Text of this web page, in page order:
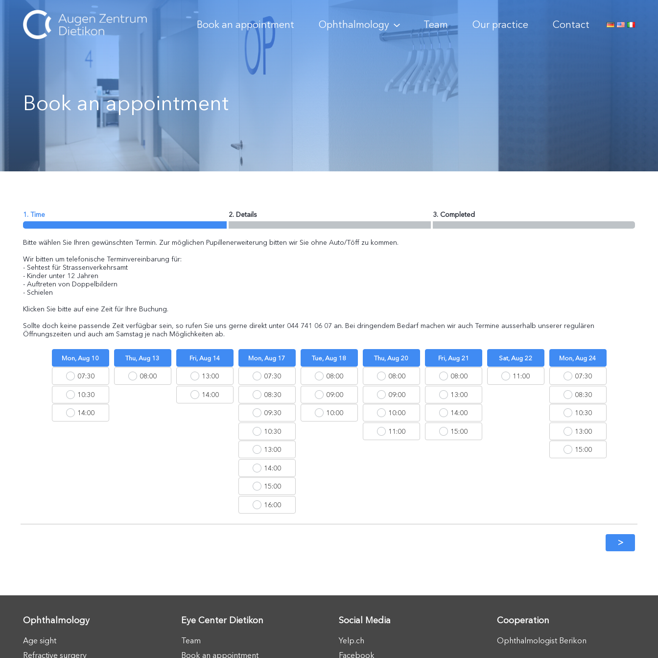
Book an appointment Ophthalmology Team Our practice Contact
Book an appointment
1. Time 2. Details 3. Completed
Bitte wählen Sie Ihren gewünschten Termin. Zur möglichen Pupillenerweiterung bitten wir Sie ohne Auto/Töff zu kommen.
Wir bitten um telefonische Terminvereinbarung für:
- Sehtest für Strassenverkehrsamt
- Kinder unter 12 Jahren
- Auftreten von Doppelbildern
- Schielen
Klicken Sie bitte auf eine Zeit für Ihre Buchung.
Sollte doch keine passende Zeit verfügbar sein, so rufen Sie uns gerne direkt unter 044 741 06 07 an. Bei dringendem Bedarf machen wir auch Termine ausserhalb unserer regulären
Öffnungszeiten und auch am Samstag je nach Möglichkeiten ab.
Mon, Aug 10
07:30
10:30
14:00
Thu, Aug 13
08:00
Fri, Aug 14
13:00
14:00
Mon, Aug 17
07:30
08:30
09:30
10:30
13:00
14:00
15:00
16:00
Tue, Aug 18
08:00
09:00
10:00
Thu, Aug 20
08:00
09:00
10:00
11:00
Fri, Aug 21
08:00
13:00
14:00
15:00
Sat, Aug 22
11:00
Mon, Aug 24
07:30
08:30
10:30
13:00
15:00
>
Ophthalmology
Age sight
Refractive surgery
Eye Center Dietikon
Team
Book an appointment
Social Media
Yelp.ch
Facebook
Cooperation
Ophthalmologist Berikon